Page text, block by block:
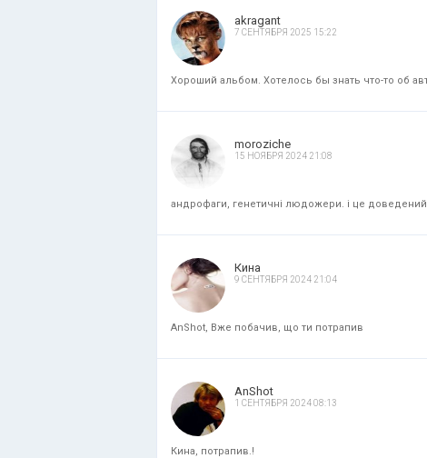
akragant
7 СЕНТЯБРЯ 2025 15:22
Хороший альбом. Хотелось бы знать что-то об
moroziche
15 НОЯБРЯ 2024 21:08
андрофаги, генетичні людожери. і це доведений
Кина
9 СЕНТЯБРЯ 2024 21:04
AnShot, Вже побачив, що ти потрапив
AnShot
1 СЕНТЯБРЯ 2024 08:13
Кина, потрапив.!